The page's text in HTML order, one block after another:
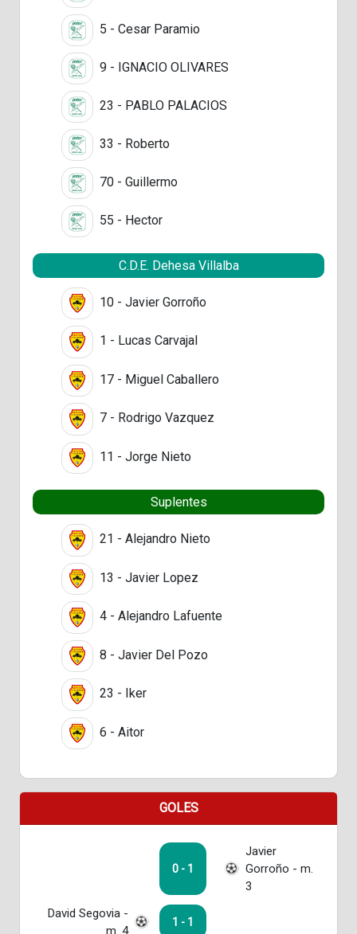
5 - Cesar Paramio
9 - IGNACIO OLIVARES
23 - PABLO PALACIOS
33 - Roberto
70 - Guillermo
55 - Hector
C.D.E. Dehesa Villalba
10 - Javier Gorroño
1 - Lucas Carvajal
17 - Miguel Caballero
7 - Rodrigo Vazquez
11 - Jorge Nieto
Suplentes
21 - Alejandro Nieto
13 - Javier Lopez
4 - Alejandro Lafuente
8 - Javier Del Pozo
23 - Iker
6 - Aitor
GOLES
0 - 1
Javier
Gorroño - m.
3
David Segovia -
m. 4
1 - 1